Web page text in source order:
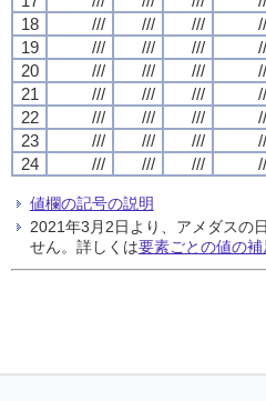
18
/// /// ///
19
/// /// ///
20
/// /// ///
21
/// /// ///
22
/// /// ///
23
/// /// ///
24
/// /// ///
値欄の記号の説明
2021年3月2日より、アメダスの
せん。詳しくは要素ごとの値の補